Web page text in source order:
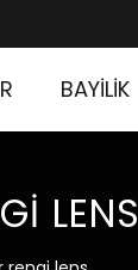
BAYİLİK
LENS